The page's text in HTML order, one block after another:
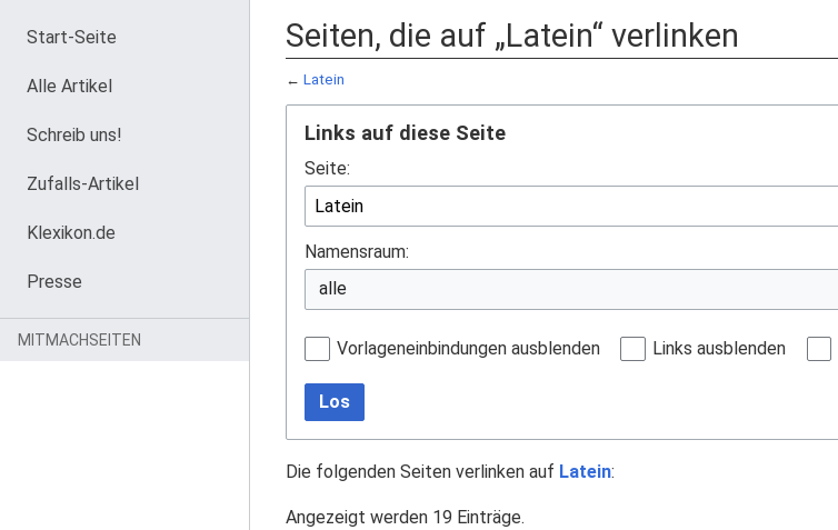
Seiten, die auf „Latein“ verlinken
← Latein
Links auf diese Seite
Seite:
Namensraum:
Vorlageneinbindungen ausblenden Links ausblenden
Los
Die folgenden Seiten verlinken auf Latein:
Angezeigt werden 19 Einträge.
Start-Seite
Alle Artikel
Schreib uns!
Zufalls-Artikel
Klexikon.de
Presse
MITMACHSEITEN